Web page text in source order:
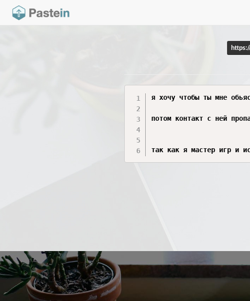
я хочу чтобы ты мне
потом контакт с ней
так как я мастер игр и